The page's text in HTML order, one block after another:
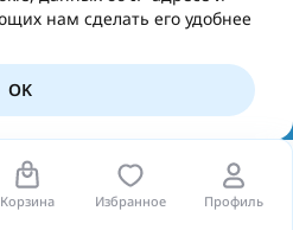
Корзина Избранное Профиль
нам сделать его удобнее
OK